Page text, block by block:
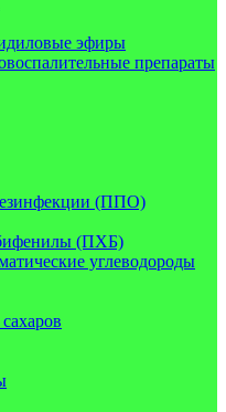
эфиры
препараты
(ППО)
(ПХБ)
углеводороды